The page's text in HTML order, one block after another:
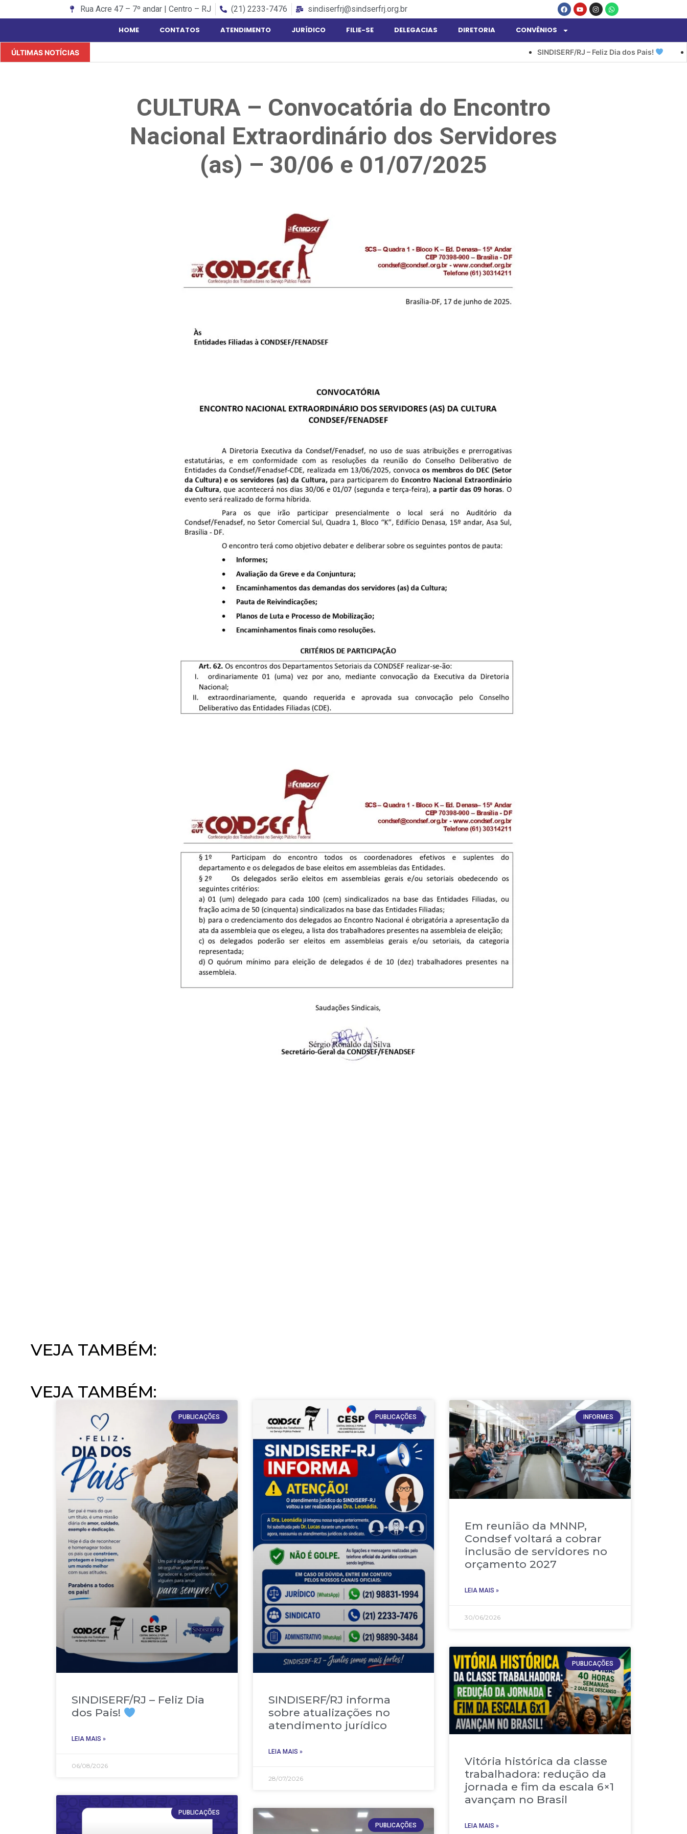
Rua Acre 47 – 7º andar | Centro – RJ (21) 2233-7476 sindiserfrj@sindserfrj.org.br
ÚLTIMAS NOTÍCIAS SINDISERF/RJ – Feliz Dia dos Pais!
HOME CONTATOS ATENDIMENTO JURÍDICO FILIE-SE DELEGACIAS DIRETORIA CONVÊNIOS
CULTURA – Convocatória do Encontro
Nacional Extraordinário dos Servidores
(as) – 30/06 e 01/07/2025
VEJA TAMBÉM:
VEJA TAMBÉM:​
PUBLICAÇÕES
SINDISERF/RJ – Feliz Dia
dos Pais!
LEIA MAIS »
06/08/2026
PUBLICAÇÕES
SINDISERF/RJ informa
sobre atualizações no
atendimento jurídico
LEIA MAIS »
28/07/2026
INFORMES
Em reunião da MNNP,
Condsef voltará a cobrar
inclusão de servidores no
orçamento 2027
LEIA MAIS »
30/06/2026
PUBLICAÇÕES
PUBLICAÇÕES
PUBLICAÇÕES
Vitória histórica da classe
trabalhadora: redução da
jornada e fim da escala 6×1
avançam no Brasil
LEIA MAIS »